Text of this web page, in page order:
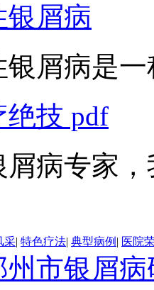
银屑病
屑病是
技 pdf
病专家
采| 特色疗法| 典型病例 | 医院
州市银屑